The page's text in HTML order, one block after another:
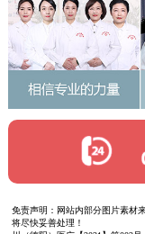
免责声明：网站内部分图片素材
将尽快妥善处理！